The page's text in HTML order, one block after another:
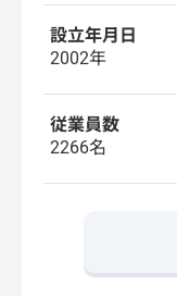
設立年月日
2002年
従業員数
2266名